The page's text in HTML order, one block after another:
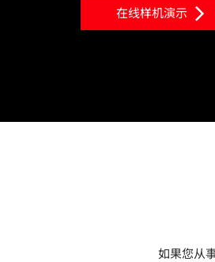
在线样机演示
如果您从